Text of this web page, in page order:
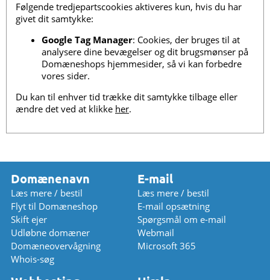
Følgende tredjepartscookies aktiveres kun, hvis du har
givet dit samtykke:
Google Tag Manager: Cookies, der bruges til at
analysere dine bevægelser og dit brugsmønser på
Domæneshops hjemmesider, så vi kan forbedre
vores sider.
Du kan til enhver tid trække dit samtykke tilbage eller
ændre det ved at klikke her.
Domænenavn
Læs mere / bestil
Flyt til Domæneshop
Skift ejer
Udløbne domæner
Domæneovervågning
Whois-søg
E-mail
Læs mere / bestil
E-mail opsætning
Spørgsmål om e-mail
Webmail
Microsoft 365